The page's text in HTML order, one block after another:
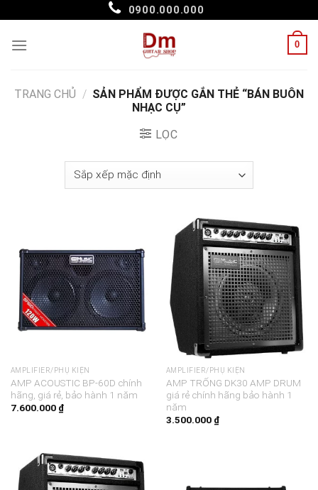
content
0900.000.000
0
TRANG CHỦ / SẢN PHẨM ĐƯỢC GẮN THẺ “BÁN BUÔN
NHẠC CỤ”
LỌC
AMPLIFIER/PHỤ KIỆN
AMP ACOUSTIC BP-60D chính
hãng, giá rẻ, bảo hành 1 năm
7.600.000 ₫
AMPLIFIER/PHỤ KIỆN
AMP TRỐNG DK30 AMP DRUM
giá rẻ chính hãng bảo hành 1
năm
3.500.000 ₫